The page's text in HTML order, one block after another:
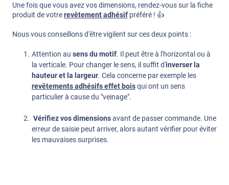
Une fois que vous avez vos dimensions, rendez-vous sur la fiche
produit de votrerevêtement adhésif préféré ! 👍
Nous vous conseillons d'être vigilent sur ces deux points :
Attention au sens du motif. Il peut être à l'horizontal ou à
la verticale. Pour changer le sens, il suffit d'inverser la
hauteur et la largeur. Cela concerne par exemple les
revêtements adhésifs effet boisqui ont un sens
particulier à cause du "veinage".
Vérifiez vos dimensionsavant de passer commande. Une
erreur de saisie peut arriver, alors autant vérifier pour éviter
les mauvaises surprises.